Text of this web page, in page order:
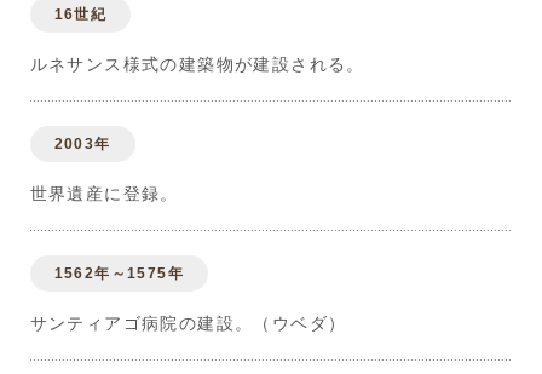
16世紀
ルネサンス様式の建築物が建設される。
2003年
世界遺産に登録。
1562年～1575年
サンティアゴ病院の建設。（ウベダ）